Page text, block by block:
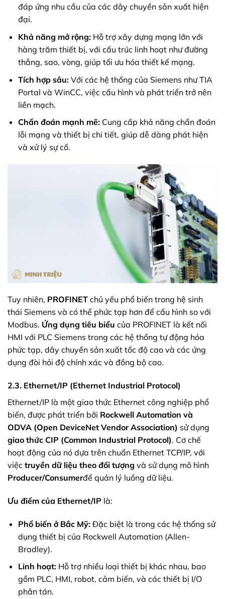
đáp ứng nhu cầu của các dây chuyền sản xuất hiện
đại.
Khả năng mở rộng:Hỗ trợ xây dựng mạng lớn với
hàng trăm thiết bị, với cấu trúc linh hoạt như đường
thẳng, sao, vòng, giúp tối ưu hóa thiết kế mạng.
Tích hợp sâu:Với các hệ thống của Siemens như TIA
Portal và WinCC, việc cấu hình và phát triển trở nên
liền mạch.
Chẩn đoán mạnh mẽ:Cung cấp khả năng chẩn đoán
lỗi mạng và thiết bị chi tiết, giúp dễ dàng phát hiện
và xử lý sự cố.
Tuy nhiên, PROFINET chủ yếu phổ biến trong hệ sinh
thái Siemens và có thể phức tạp hơn để cấu hình so với
Modbus. Ứng dụng tiêu biểu của PROFINET là kết nối
HMI với PLC Siemens trong các hệ thống tự động hóa
phức tạp, dây chuyền sản xuất tốc độ cao và các ứng
dụng đòi hỏi độ chính xác và đồng bộ cao.
2.3. Ethernet/IP (Ethernet Industrial Protocol)
Ethernet/IP là một giao thức Ethernet công nghiệp phổ
biến, được phát triển bởi Rockwell Automation và
ODVA (Open DeviceNet Vendor Association) sử dụng
giao thức CIP (Common Industrial Protocol). Cơ chế
hoạt động của nó dựa trên chuẩn Ethernet TCP/IP, với
việc truyền dữ liệu theo đối tượng và sử dụng mô hình
Producer/Consumerđể quản lý luồng dữ liệu.
Ưu điểm của Ethernet/IP là:
Phổ biến ở Bắc Mỹ:Đặc biệt là trong các hệ thống sử
dụng thiết bị của Rockwell Automation (Allen-
Bradley).
Linh hoạt:Hỗ trợ nhiều loại thiết bị khác nhau, bao
gồm PLC, HMI, robot, cảm biến, và các thiết bị I/O
phân tán.